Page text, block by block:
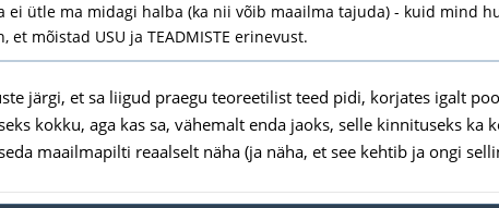
ei ütle ma midagi halba (ka nii võib maailma tajuda) - kuid mind
et mõistad USU ja TEADMISTE erinevust.
järgi, et sa liigud praegu teoreetilist teed pidi, korjates igalt
kokku, aga kas sa, vähemalt enda jaoks, selle kinnituseks ka
maailmapilti reaalselt näha (ja näha, et see kehtib ja ongi